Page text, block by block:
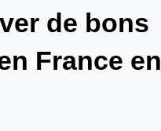
de bons
France en